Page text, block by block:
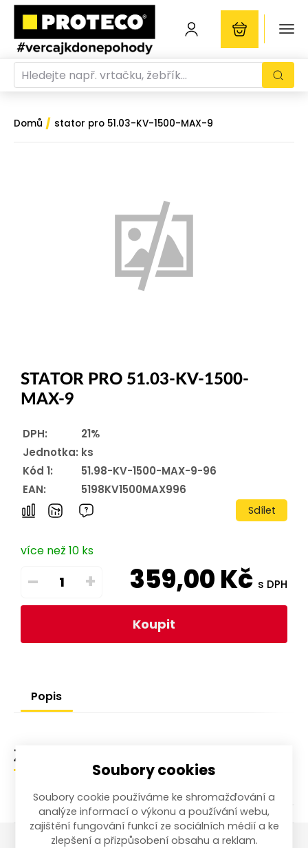
Domů / stator pro 51.03-KV-1500-MAX-9
STATOR PRO 51.03-KV-1500-
MAX-9
DPH:
21%
Jednotka: ks
Kód 1:
51.98-KV-1500-MAX-9-96
EAN:
5198KV1500MAX996
Sdílet
více než 10 ks
– + 359,00Kč s DPH
Koupit
Popis
Zařazení zboží
Soubory cookies
Soubory cookie používáme ke shromažďování a
analýze informací o výkonu a používání webu,
zajištění fungování funkcí ze sociálních médií a ke
zlepšení a přizpůsobení obsahu a reklam.